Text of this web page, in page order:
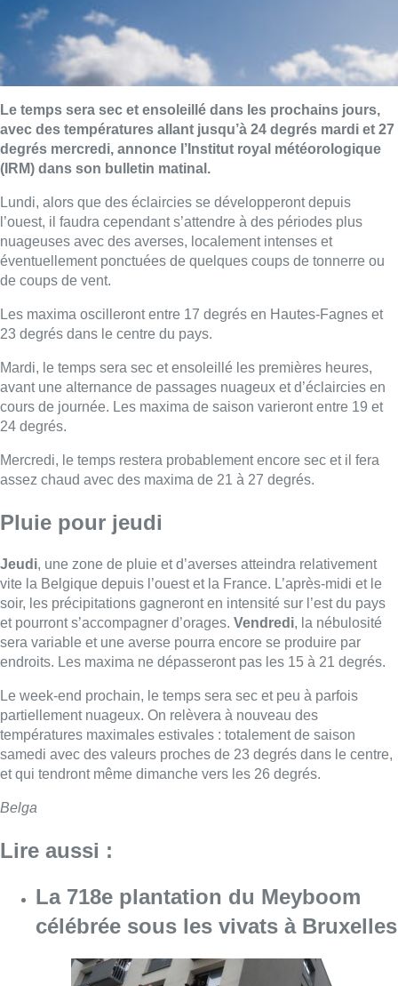
Le temps sera sec et ensoleillé dans les prochains jours,
avec des températures allant jusqu’à 24 degrés mardi et 27
degrés mercredi, annonce l’Institut royal météorologique
(IRM) dans son bulletin matinal.
Lundi, alors que des éclaircies se développeront depuis
l’ouest, il faudra cependant s’attendre à des périodes plus
nuageuses avec des averses, localement intenses et
éventuellement ponctuées de quelques coups de tonnerre ou
de coups de vent.
Les maxima oscilleront entre 17 degrés en Hautes-Fagnes et
23 degrés dans le centre du pays.
Mardi, le temps sera sec et ensoleillé les premières heures,
avant une alternance de passages nuageux et d’éclaircies en
cours de journée. Les maxima de saison varieront entre 19 et
24 degrés.
Mercredi, le temps restera probablement encore sec et il fera
assez chaud avec des maxima de 21 à 27 degrés.
Pluie pour jeudi
Jeudi, une zone de pluie et d’averses atteindra relativement
vite la Belgique depuis l’ouest et la France. L’après-midi et le
soir, les précipitations gagneront en intensité sur l’est du pays
et pourront s’accompagner d’orages. Vendredi, la nébulosité
sera variable et une averse pourra encore se produire par
endroits. Les maxima ne dépasseront pas les 15 à 21 degrés.
Le week-end prochain, le temps sera sec et peu à parfois
partiellement nuageux. On relèvera à nouveau des
températures maximales estivales : totalement de saison
samedi avec des valeurs proches de 23 degrés dans le centre,
et qui tendront même dimanche vers les 26 degrés.
Belga
Lire aussi :
La 718e plantation du Meyboom
célébrée sous les vivats à Bruxelles